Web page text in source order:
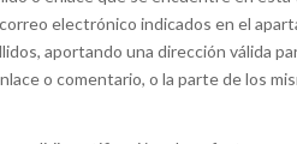
electrónico indicados en el
aportando una dirección válida
o comentario, o la parte de los